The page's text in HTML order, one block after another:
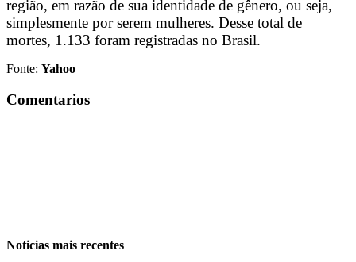
região, em razão de sua identidade de gênero, ou seja,
simplesmente por serem mulheres. Desse total de
mortes, 1.133 foram registradas no Brasil.
Fonte: Yahoo
Comentarios
Noticias mais recentes